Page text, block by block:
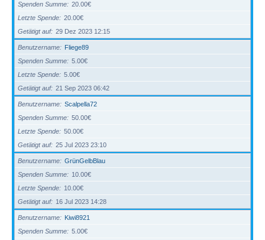
Spenden Summe
20.00€
Letzte Spende
20.00€
Getätigt auf
29 Dez 2023 12:15
Benutzername
Fliege89
Spenden Summe
5.00€
Letzte Spende
5.00€
Getätigt auf
21 Sep 2023 06:42
Benutzername
Scalpella72
Spenden Summe
50.00€
Letzte Spende
50.00€
Getätigt auf
25 Jul 2023 23:10
Benutzername
GrünGelbBlau
Spenden Summe
10.00€
Letzte Spende
10.00€
Getätigt auf
16 Jul 2023 14:28
Benutzername
Kiwi8921
Spenden Summe
5.00€